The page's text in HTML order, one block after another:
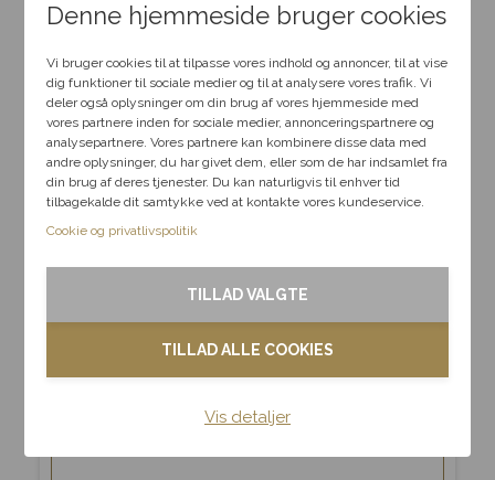
Denne hjemmeside bruger cookies
Vi bruger cookies til at tilpasse vores indhold og annoncer, til at vise
dig funktioner til sociale medier og til at analysere vores trafik. Vi
deler også oplysninger om din brug af vores hjemmeside med
vores partnere inden for sociale medier, annonceringspartnere og
analysepartnere. Vores partnere kan kombinere disse data med
andre oplysninger, du har givet dem, eller som de har indsamlet fra
din brug af deres tjenester. Du kan naturligvis til enhver tid
tilbagekalde dit samtykke ved at kontakte vores kundeservice.
Cookie og privatlivspolitik
TILLAD ALLE COOKIES
TILLAD VALGTE
Vis detaljer